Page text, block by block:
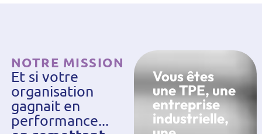
NOTRE MISSION
Et si votre
organisation
gagnait en
performance...
Vous êtes
une TPE, une
entreprise
industrielle,